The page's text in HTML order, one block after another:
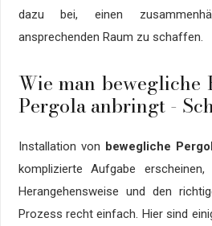
dazu bei, einen
ansprechenden Raum zu schaffen.
Wie man
Pergola anbringt -
Installation von bewegliche
komplizierte Aufgabe
Herangehensweise und den
Prozess recht einfach. Hier sind